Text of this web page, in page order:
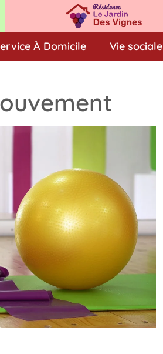
À Domicile Vie sociale